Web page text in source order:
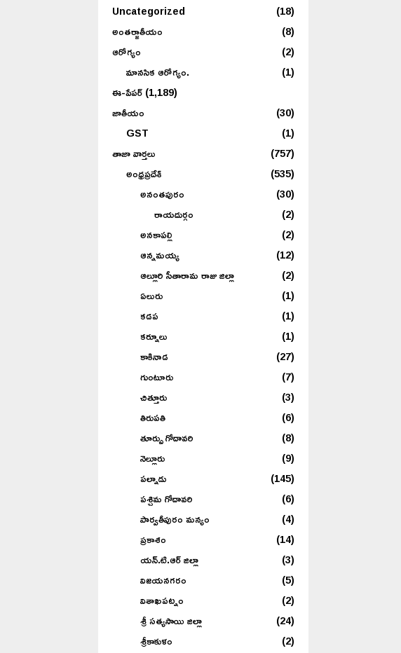
Uncategorized
(18)
అంతర్జాతీయం
(8)
ఆరోగ్యం
(2)
మానసిక ఆరోగ్యం.
(1)
ఈ-పేపర్(1,189)
జాతీయం
(30)
GST
(1)
తాజా వార్తలు
(757)
అంధ్రప్రదేశ్
(535)
అనంతపురం
(30)
రాయదుర్గం
(2)
అనకాపల్లి
(2)
ఆన్నమయ్య
(12)
ఆల్లూరి సీతారామ రాజు జిల్లా
(2)
ఏలురు
(1)
కడప
(1)
కర్నూలు
(1)
కాకినాడ
(27)
గుంటూరు
(7)
చిత్తూరు
(3)
తిరుపతి
(6)
తూర్పు గోదావరి
(8)
నెల్లూరు
(9)
పల్నాడు
(145)
పశ్చిమ గోదావరి
(6)
పార్వతీపురం మన్యం
(4)
ప్రకాశం
(14)
యన్.టి.ఆర్ జిల్లా
(3)
విజయనగరం
(5)
విశాఖపట్నం
(2)
శ్రీ సత్యసాయి జిల్లా
(24)
శ్రీకాకుళం
(2)